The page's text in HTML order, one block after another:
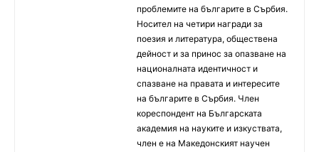
проблемите на българите в Сърбия.
Носител на четири награди за
поезия и литература, обществена
дейност и за принос за опазване на
националната идентичност и
спазване на правата и интересите
на българите в Сърбия. Член
кореспондент на Българската
академия на науките и изкуствата,
член е на Македонският научен